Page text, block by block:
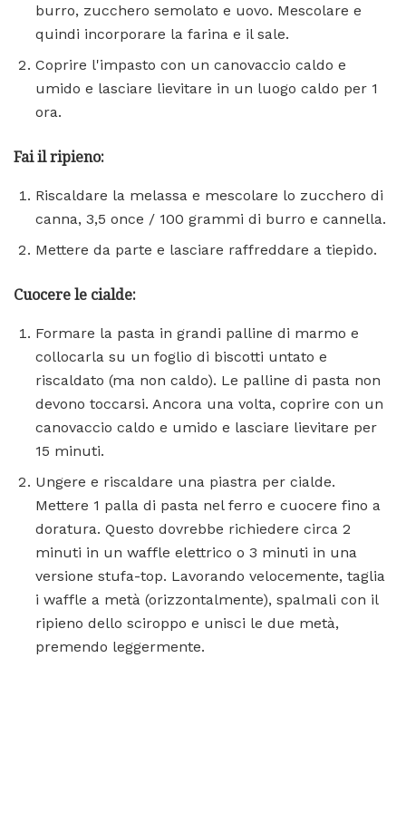
burro, zucchero semolato e uovo. Mescolare e
quindi incorporare la farina e il sale.
Coprire l'impasto con un canovaccio caldo e
umido e lasciare lievitare in un luogo caldo per 1
ora.
Fai il ripieno:
Riscaldare la melassa e mescolare lo zucchero di
canna, 3,5 once / 100 grammi di burro e cannella.
Mettere da parte e lasciare raffreddare a tiepido.
Cuocere le cialde:
Formare la pasta in grandi palline di marmo e
collocarla su un foglio di biscotti untato e
riscaldato (ma non caldo). Le palline di pasta non
devono toccarsi. Ancora una volta, coprire con un
canovaccio caldo e umido e lasciare lievitare per
15 minuti.
Ungere e riscaldare una piastra per cialde.
Mettere 1 palla di pasta nel ferro e cuocere fino a
doratura. Questo dovrebbe richiedere circa 2
minuti in un waffle elettrico o 3 minuti in una
versione stufa-top. Lavorando velocemente, taglia
i waffle a metà (orizzontalmente), spalmali con il
ripieno dello sciroppo e unisci le due metà,
premendo leggermente.